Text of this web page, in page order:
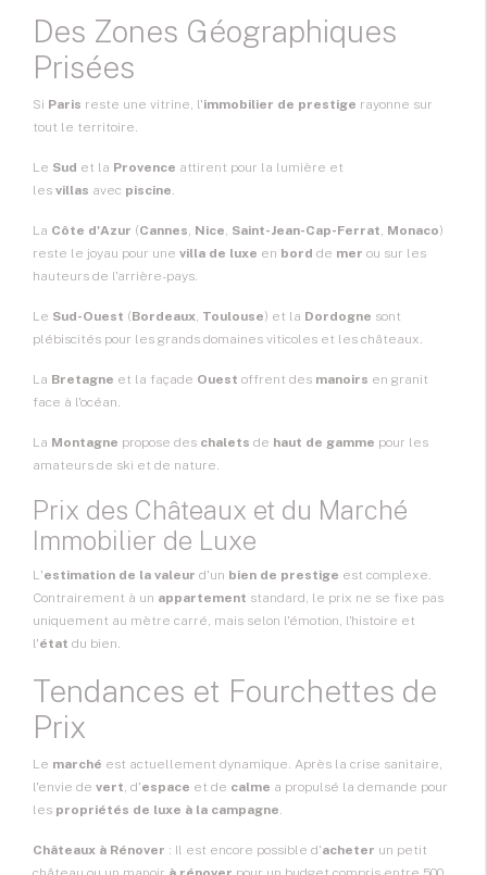
Des Zones Géographiques
Prisées
Si Paris reste une vitrine, l'immobilier de prestige rayonne sur
tout le territoire.
Le Sud et la Provence attirent pour la lumière et
les villas avec piscine.
La Côte d'Azur (Cannes, Nice, Saint-Jean-Cap-Ferrat, Monaco)
reste le joyau pour une villa de luxe en bord de mer ou sur les
hauteurs de l'arrière-pays.
Le Sud-Ouest (Bordeaux, Toulouse) et la Dordogne sont
plébiscités pour les grands domaines viticoles et les châteaux.
La Bretagne et la façade Ouest offrent des manoirs en granit
face à l'océan.
La Montagne propose des chalets de haut de gamme pour les
amateurs de ski et de nature.
Prix des Châteaux et du Marché
Immobilier de Luxe
L'estimation de la valeur d'un bien de prestige est complexe.
Contrairement à un appartement standard, le prix ne se fixe pas
uniquement au mètre carré, mais selon l'émotion, l'histoire et
l'état du bien.
Tendances et Fourchettes de
Prix
Le marché est actuellement dynamique. Après la crise sanitaire,
l'envie de vert, d'espace et de calme a propulsé la demande pour
les propriétés de luxe à la campagne.
Châteaux à Rénover : Il est encore possible d'acheter un petit